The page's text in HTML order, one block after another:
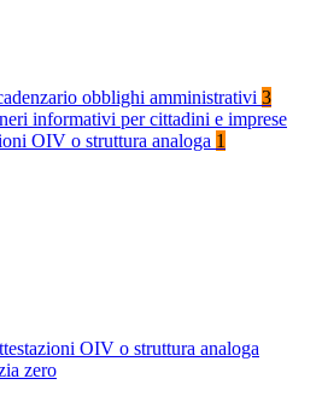
obblighi amministrativi 3
informativi per cittadini e imprese
OIV o struttura analoga 1
OIV o struttura analoga
zero